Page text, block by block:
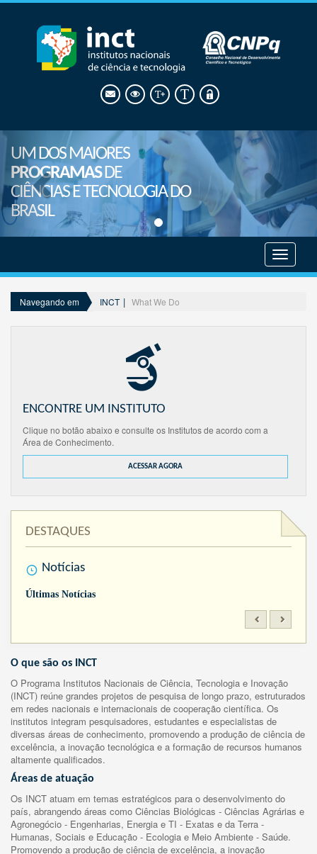
UM DOS MAIORES
PROGRAMASDE
CIÊNCIAS E TECNOLOGIA DO
BRASIL
menu
Navegando em INCT What We Do
ENCONTRE UM INSTITUTO
Clique no botão abaixo e consulte os Institutos de acordo com a
Área de Conhecimento.
ACESSAR AGORA
DESTAQUES
Notícias
Últimas Notícias
O que são os INCT
O Programa Institutos Nacionais de Ciência, Tecnologia e Inovação
(INCT) reúne grandes projetos de pesquisa de longo prazo, estruturados
em redes nacionais e internacionais de cooperação científica. Os
institutos integram pesquisadores, estudantes e especialistas de
diversas áreas de conhecimento, promovendo a produção de ciência de
excelência, a inovação tecnológica e a formação de recursos humanos
altamente qualificados.
Áreas de atuação
Os INCT atuam em temas estratégicos para o desenvolvimento do
país, abrangendo áreas como Ciências Biológicas - Ciências Agrárias e
Agronegócio - Engenharias, Energia e TI - Exatas e da Terra -
Humanas, Sociais e Educação - Ecologia e Meio Ambiente - Saúde.
Promovendo a produção de ciência de excelência, a inovação